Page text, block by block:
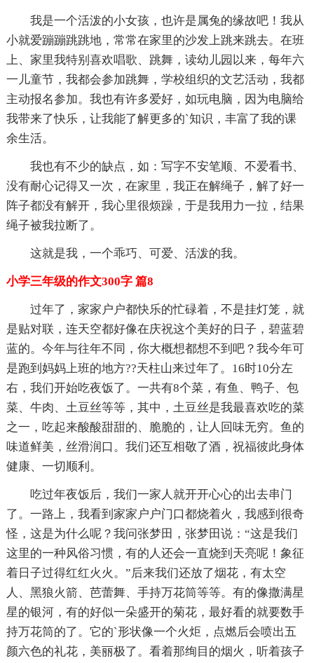
我是一个活泼的小女孩，也许是属兔的缘故吧！我从
小就爱蹦蹦跳跳地，常常在家里的沙发上跳来跳去。在班
上、家里我特别喜欢唱歌、跳舞，读幼儿园以来，每年六
一儿童节，我都会参加跳舞，学校组织的文艺活动，我都
主动报名参加。我也有许多爱好，如玩电脑，因为电脑给
我带来了快乐，让我能了解更多的`知识，丰富了我的课
余生活。
我也有不少的缺点，如：写字不安笔顺、不爱看书、
没有耐心记得又一次，在家里，我正在解绳子，解了好一
阵子都没有解开，我心里很烦躁，于是我用力一拉，结果
绳子被我拉断了。
这就是我，一个乖巧、可爱、活泼的我。
小学三年级的作文300字 篇8
过年了，家家户户都快乐的忙碌着，不是挂灯笼，就
是贴对联，连天空都好像在庆祝这个美好的日子，碧蓝碧
蓝的。今年与往年不同，你大概想都想不到吧？我今年可
是跑到妈妈上班的地方??天柱山来过年了。16时10分左
右，我们开始吃夜饭了。一共有8个菜，有鱼、鸭子、包
菜、牛肉、土豆丝等等，其中，土豆丝是我最喜欢吃的菜
之一，吃起来酸酸甜甜的、脆脆的，让人回味无穷。鱼的
味道鲜美，丝滑润口。我们还互相敬了酒，祝福彼此身体
健康、一切顺利。
吃过年夜饭后，我们一家人就开开心心的出去串门
了。一路上，我看到家家户户门口都烧着火，我感到很奇
怪，这是为什么呢？我问张梦田，张梦田说：“这是我们
这里的一种风俗习惯，有的人还会一直烧到天亮呢！象征
着日子过得红红火火。”后来我们还放了烟花，有太空
人、黑狼火箭、芭蕾舞、手持万花筒等等。有的像撒满星
星的银河，有的好似一朵盛开的菊花，最好看的就要数手
持万花筒的了。它的`形状像一个火炬，点燃后会喷出五
颜六色的礼花，美丽极了。看着那绚目的烟火，听着孩子